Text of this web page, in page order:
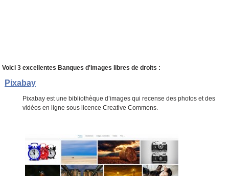
Voici 3 excellentes Banques d'images libres de droits :
Pixabay
Pixabay est une bibliothèque d’images qui recense des photos et des
vidéos en ligne sous licence Creative Commons.